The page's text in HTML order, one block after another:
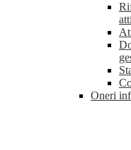
Oneri